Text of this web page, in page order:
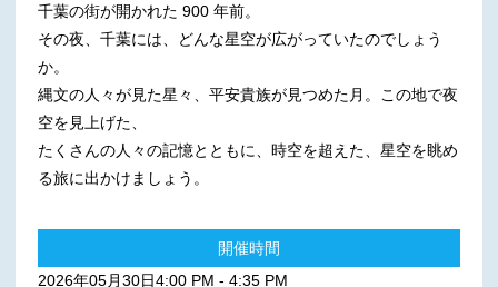
千葉の街が開かれた 900 年前。
その夜、千葉には、どんな星空が広がっていたのでしょう
か。
縄文の人々が見た星々、平安貴族が見つめた月。この地で夜
空を見上げた、
たくさんの人々の記憶とともに、時空を超えた、星空を眺め
る旅に出かけましょう。
開催時間
2026年05月30日4:00 PM - 4:35 PM